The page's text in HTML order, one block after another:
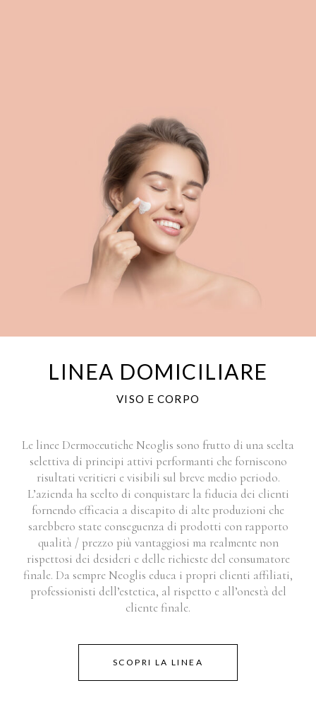
LINEA DOMICILIARE
VISO E CORPO
Le linee Dermoceutiche Neoglis sono frutto di una scelta
selettiva di principi attivi performanti che forniscono
risultati veritieri e visibili sul breve medio periodo.
L’azienda ha scelto di conquistare la fiducia dei clienti
fornendo efficacia a discapito di alte produzioni che
sarebbero state conseguenza di prodotti con rapporto
qualità / prezzo più vantaggiosi ma realmente non
rispettosi dei desideri e delle richieste del consumatore
finale. Da sempre Neoglis educa i propri clienti affiliati,
professionisti dell’estetica, al rispetto e all’onestà del
cliente finale.
SCOPRI LA LINEA